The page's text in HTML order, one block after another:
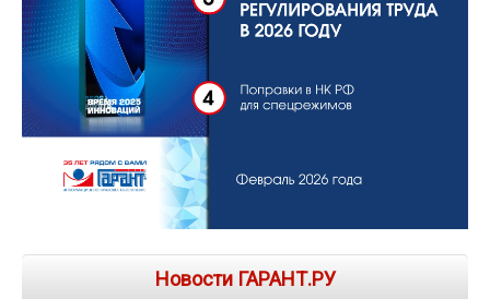
Новости ГАРАНТ.РУ